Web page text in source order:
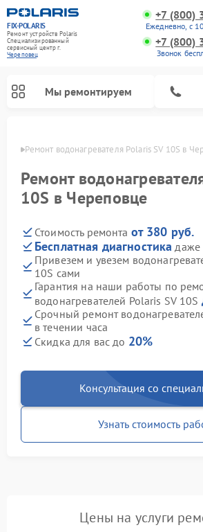
FIX-POLARIS
Ремонт устройств Polaris
Специализированный
cервисный центр г.
Череповец
+7 (800)
Ежедневно, с
+7 (800)
Звонок
Мы ремонтируем
Ремонт водонагревателя Polaris SV 10S в
Ремонт
10S в Череповце
Стоимость ремонта от 380 руб.
Бесплатная диагностика даже
Привезем и увезем
10S сами
Гарантия на наши работы по
водонагревателей Polaris SV 10S
Срочный ремонт
в течении часа
Скидка для вас до 20%
Консультация со
Узнать стоимость
Цены на услуги